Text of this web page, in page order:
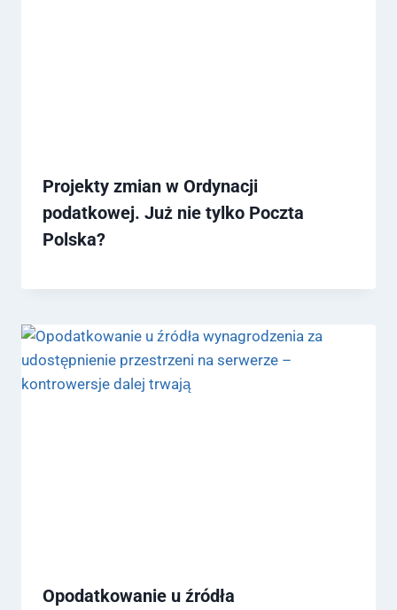
Projekty zmian w Ordynacji
podatkowej. Już nie tylko Poczta
Polska?
Opodatkowanie u źródła